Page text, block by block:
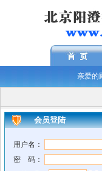
亲爱的
会员登陆
用户名：
密 码：